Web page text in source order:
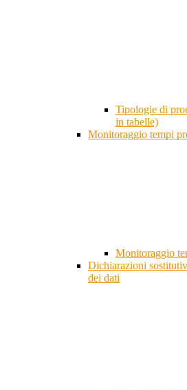
Tipologie di
in tabelle)
Monitoraggio tempi
Monitoraggio
Dichiarazioni
dei dati